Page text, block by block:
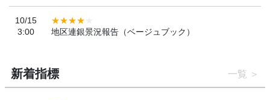
10/15
3:00
地区連銀景況報告（ベージュブック）
新着指標 一覧